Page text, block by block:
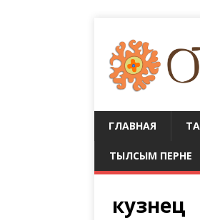
ГЛАВНАЯ
ТЫЛСЫМ ПЕРНЕ
кузнец